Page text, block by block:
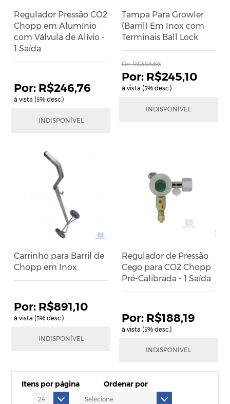
Regulador Pressão CO2
Chopp em Alumínio
com Válvula de Alívio -
1 Saída
R$246,76
à vista (5% desc.)
10xdeR$31,63
INDISPONÍVEL
Tampa Para Growler
(Barril) Em Inox com
Terminais Ball Lock
R$245,10
à vista (5% desc.)
De: R$383,66
10xdeR$31,42
INDISPONÍVEL
Carrinho para Barril de
Chopp em Inox
R$891,10
à vista (5% desc.)
12xdeR$99,02
INDISPONÍVEL
Regulador de Pressão
Cego para CO2 Chopp
Pré-Calibrada - 1 Saída
R$188,19
à vista (5% desc.)
7xdeR$32,48
INDISPONÍVEL
Itens por página Ordenar por